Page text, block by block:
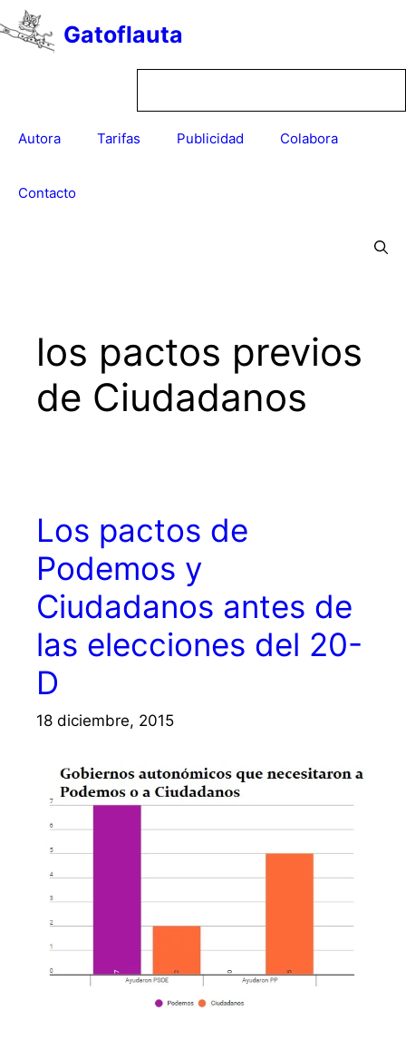
Saltar
al
contenido
Gatoflauta
Autora Tarifas Publicidad Colabora
Contacto
los pactos previos
de Ciudadanos
Los pactos de
Podemos y
Ciudadanos antes de
las elecciones del 20-
D
18 diciembre, 2015